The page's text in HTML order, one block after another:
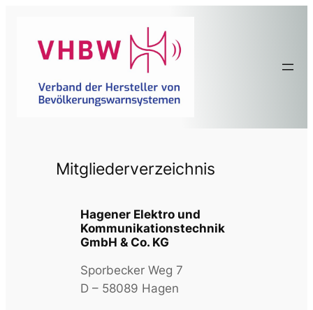
springen
Mitgliederverzeichnis
Hagener Elektro und
Kommunikationstechnik
GmbH & Co. KG
Sporbecker Weg 7
D – 58089 Hagen